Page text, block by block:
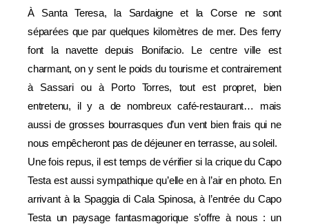
À Santa Teresa, la Sardaigne et la Corse ne sont
séparées que par quelques kilomètres de mer. Des ferry
font la navette depuis Bonifacio. Le centre ville est
charmant, on y sent le poids du tourisme et contrairement
à Sassari ou à Porto Torres, tout est propret, bien
entretenu, il y a de nombreux café-restaurant… mais
aussi de grosses bourrasques d’un vent bien frais qui ne
nous empêcheront pas de déjeuner en terrasse, au soleil.
Une fois repus, il est temps de vérifier si la crique du Capo
Testa est aussi sympathique qu’elle en à l’air en photo. En
arrivant à la Spaggia di Cala Spinosa, à l’entrée du Capo
Testa un paysage fantasmagorique s’offre à nous : un